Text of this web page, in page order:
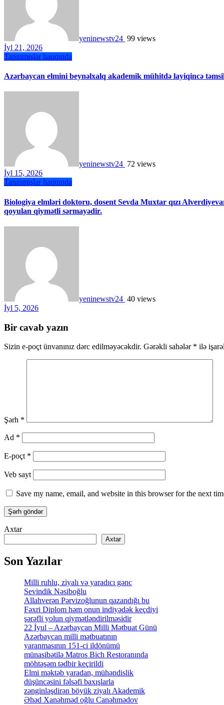
yeninewstv24 99 views
İyl 21, 2026
Tanınmışlar haqqında
Azərbaycan elmini beynəlxalq akademik mühitdə layiqincə
yeninewstv24 72 views
İyl 15, 2026
Tanınmışlar haqqında
Biologiya elmləri doktoru, dosent Sevda Muxtar qızı
qoyulan qiymətli sərmayədir.
yeninewstv24 40 views
İyl 5, 2026
Bir cavab yazın
Sizin e-poçt ünvanınız dərc edilməyəcəkdir. Gərəkli sahələr * ilə
Şərh *
Ad *
E-poçt *
Veb sayt
Save my name, email, and website in this browser for the next
Axtar
Axtar
Son Yazılar
Milli ruhlu, ziyalı və yaradıcı gənc
Sevindik Nəsiboğlu
Allahverən Pərvizoğlunun qazandığı bu
Fəxri Diplom həm onun indiyədək keçdiyi
şərəfli yolun qiymətləndirilməsidir
22 İyul – Azərbaycan Milli Mətbuat Günü
Azərbaycan milli mətbuatının
yaranmasının 151-ci ildönümü
münasibətilə Matros Bich Restoranında
möhtəşəm tədbir keçirildi
Elmi məktəb yaradan, mühəndislik
düşüncəsini fəlsəfi baxışlarla
zənginləşdirən böyük ziyalı Akademik
Əhəd Xanəhməd oğlu Canəhmədov